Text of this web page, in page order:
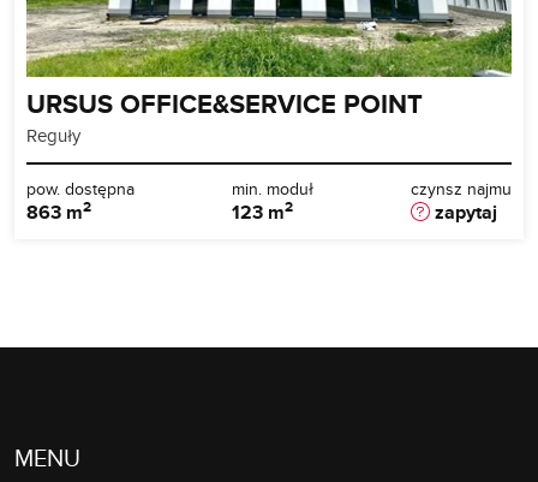
URSUS OFFICE&SERVICE POINT
Reguły
pow. dostępna
863 m2
min. moduł
123 m2
czynsz najmu
zapytaj
MENU